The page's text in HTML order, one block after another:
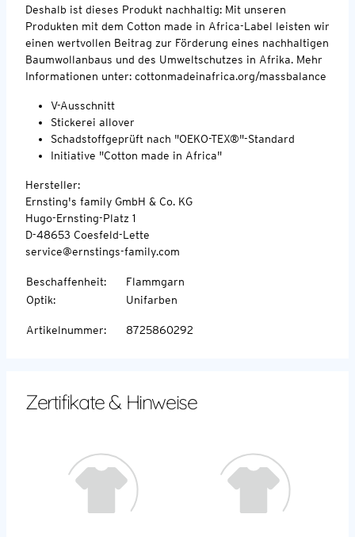
Deshalb ist dieses Produkt nachhaltig: Mit unseren
Produkten mit dem Cotton made in Africa-Label leisten wir
einen wertvollen Beitrag zur Förderung eines nachhaltigen
Baumwollanbaus und des Umweltschutzes in Afrika. Mehr
Informationen unter: cottonmadeinafrica.org/massbalance
V-Ausschnitt
Stickerei allover
Schadstoffgeprüft nach "OEKO-TEX®"-Standard
Initiative "Cotton made in Africa"
Hersteller:
Ernsting's family GmbH & Co. KG
Hugo-Ernsting-Platz 1
D-48653 Coesfeld-Lette
service@ernstings-family.com
Beschaffenheit:
Flammgarn
Optik: Unifarben
Artikelnummer: 8725860292
Zertifikate & Hinweise